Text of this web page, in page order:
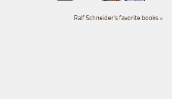
Ralf Schneider's favorite books »